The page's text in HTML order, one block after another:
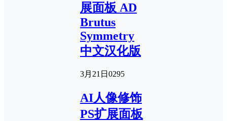
展面板 AD
Brutus
Symmetry
中文汉化版
3月21日 0295
AI人像修饰
PS扩展面板